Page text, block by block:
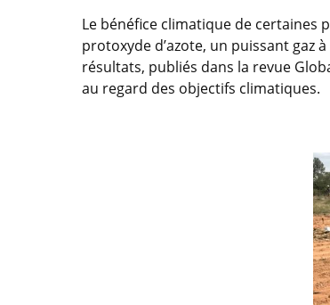
Le bénéfice climatique de certaines
protoxyde d’azote, un puissant gaz
résultats, publiés dans la revue
au regard des objectifs climatiques.